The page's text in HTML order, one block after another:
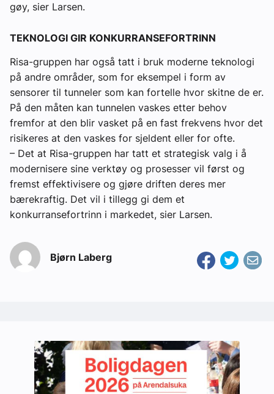
gøy, sier Larsen.
TEKNOLOGI GIR KONKURRANSEFORTRINN
Risa-gruppen har også tatt i bruk moderne teknologi
på andre områder, som for eksempel i form av
sensorer til tunneler som kan fortelle hvor skitne de er.
På den måten kan tunnelen vaskes etter behov
fremfor at den blir vasket på en fast frekvens hvor det
risikeres at den vaskes for sjeldent eller for ofte.
– Det at Risa-gruppen har tatt et strategisk valg i å
modernisere sine verktøy og prosesser vil først og
fremst effektivisere og gjøre driften deres mer
bærekraftig. Det vil i tillegg gi dem et
konkurransefortrinn i markedet, sier Larsen.
Bjørn Laberg